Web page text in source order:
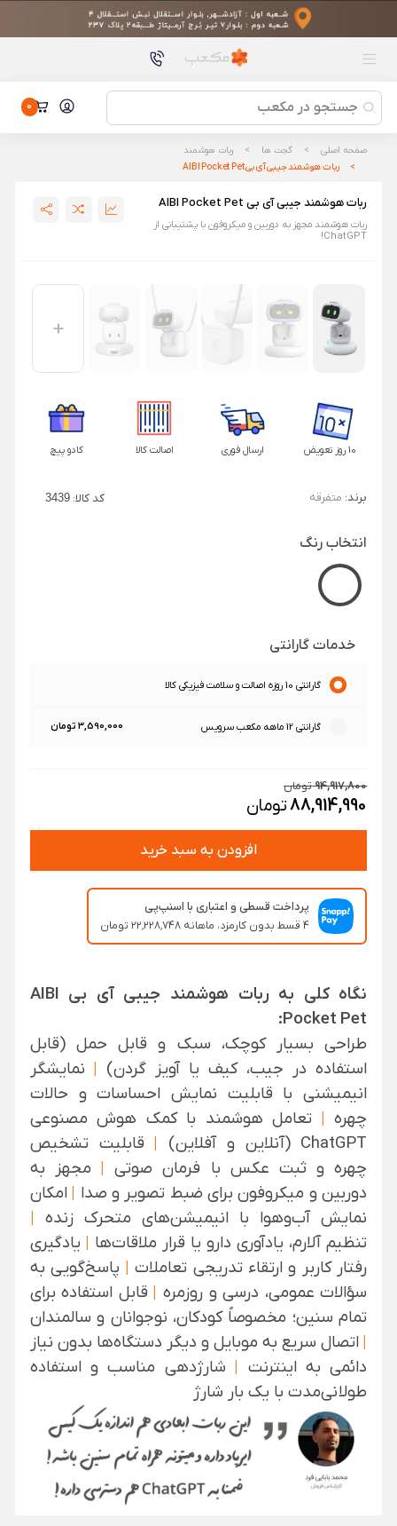
محصولات پیشنهادی
بخاری برقی هوشمند شیائومی Mi Space Heater S
استاندارد UHS-I U3 V30 | سرعت 200 مگابایت بر ثانیه | ظرفیت 128
گیگابایت
ماوس بی‌ سیم شیائومی مدل Mi Portable
wireless(XMSB01MW)
مونوپاد سه‌ پایه شیائومی مدل Mi XMBJZPG01YM
بخاری برقی هوشمند شیائومی Mi Space Heater S
ماوس بی‌ سیم شیائومی مدل Mi Portable
پاوربانک 25000 میلی آمپر ساعتی 212 وات شیائومی مدل P03MI
0
صفحه اصلی گجت ها
ربات هوشمند
ربات هوشمند جیبی آی بی AIBI Pocket Pet
ربات هوشمند جیبی آی بی AIBI Pocket Pet
ربات هوشمند مجهز به دوربین و میکروفون با پشتیبانی از
ChatGPT!
10 روز تعویض ارسال فوری اصالت کالا کادو پیچ
برند: متفرقه کد کالا:3439
انتخاب رنگ
خدمات گارانتی
گارانتی 10 روزه اصالت و سلامت فیزیکی کالا
گارانتی 12 ماهه مکعب سرویس 3,590,000 تومان
94,917,800تومان
88,914,990تومان
افزودن به سبد خرید
پرداخت قسطی و اعتباری با اسنپ‌پی
۴ قسط بدون کارمزد، ماهانه ۲۲٬۲۲۸٬۷۴۸ تومان
نگاه کلی به ربات هوشمند جیبی آی بی AIBI
Pocket Pet:
طراحی بسیار کوچک، سبک و قابل حمل (قابل
استفاده در جیب، کیف یا آویز گردن)
نمایشگر
انیمیشنی با قابلیت نمایش احساسات و حالات
چهره
تعامل هوشمند با کمک هوش مصنوعی
ChatGPT (آنلاین و آفلاین)
قابلیت تشخیص
چهره و ثبت عکس با فرمان صوتی
مجهز به
دوربین و میکروفون برای ضبط تصویر و صدا
|امکان
نمایش آب‌وهوا با انیمیشن‌های متحرک زنده
تنظیم آلارم، یادآوری دارو یا قرار ملاقات‌ها
یادگیری
رفتار کاربر و ارتقاء تدریجی تعاملات
پاسخ‌گویی به
سؤالات عمومی، درسی و روزمره
قابل استفاده برای
تمام سنین؛ مخصوصاً کودکان، نوجوانان و سالمندان
اتصال سریع به موبایل و دیگر دستگاه‌ها بدون نیاز
دائمی به اینترنت
شارژدهی مناسب و استفاده
طولانی‌مدت با یک بار شارژ